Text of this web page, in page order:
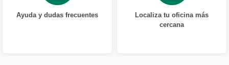
Ayuda y dudas frecuentes
Localiza tu oficina más
cercana